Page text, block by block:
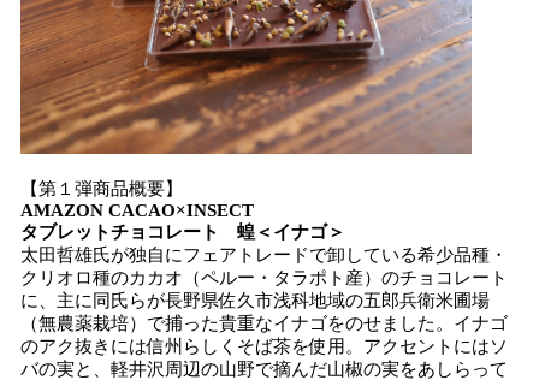
【第１弾商品概要】
AMAZON CACAO×INSECT
タブレットチョコレート 蝗＜イナゴ＞
太田哲雄氏が独自にフェアトレードで卸している希少品種・
クリオロ種のカカオ（ペルー・タラポト産）のチョコレート
に、主に同氏らが長野県佐久市浅科地域の五郎兵衛米圃場
（無農薬栽培）で捕った貴重なイナゴをのせました。イナゴ
のアク抜きには信州らしくそば茶を使用。アクセントにはソ
バの実と、軽井沢周辺の山野で摘んだ山椒の実をあしらって